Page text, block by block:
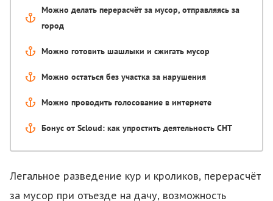
Можно делать перерасчёт за мусор, отправляясь за
город
Можно готовить шашлыки и сжигать мусор
Можно остаться без участка за нарушения
Можно проводить голосование в интернете
Бонус от Scloud: как упростить деятельность СНТ
Легальное разведение кур и кроликов, перерасчёт
за мусор при отъезде на дачу, возможность